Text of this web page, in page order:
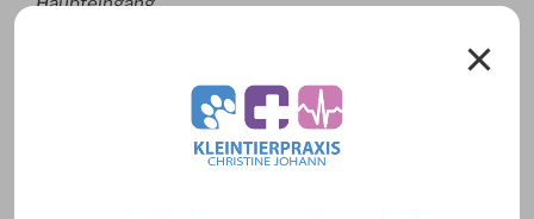
kontaktieren Sie uns telefonisch vor einem Besuch!